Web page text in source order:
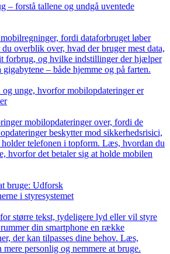
– forstå tallene og undgå uventede
fordi dataforbruget løber
overblik over, hvad der bruger mest data,
forbrug, og hvilke indstillinger der hjælper
– både hjemme og på farten.
og unge, hvorfor mobilopdateringer er
mobilopdateringer over, fordi de
beskytter mod sikkerhedsrisici,
telefonen i topform. Læs, hvordan du
hvorfor det betaler sig at holde mobilen
bruge: Udforsk
i styresystemet
større tekst, tydeligere lyd eller vil styre
din smartphone en række
der kan tilpasses dine behov. Læs,
personlig og nemmere at bruge.